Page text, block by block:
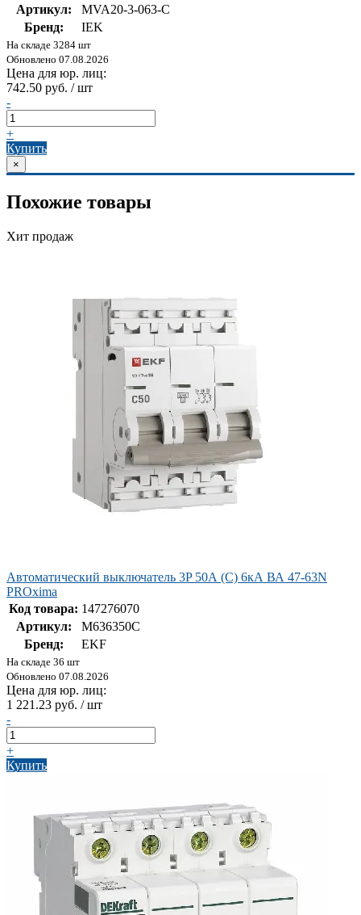
Артикул:
MVA20-3-063-C
Бренд:
IEK
На складе 3284 шт
Обновлено 07.08.2026
Цена для юр. лиц:
742.50 руб. / шт
-
+
Купить
×
Похожие товары
Хит продаж
Автоматический выключатель 3P 50А (C) 6кА ВА 47-63N
PROxima
Код товара: 147276070
Артикул:
M636350C
Бренд:
EKF
На складе 36 шт
Обновлено 07.08.2026
Цена для юр. лиц:
1 221.23 руб. / шт
-
+
Купить